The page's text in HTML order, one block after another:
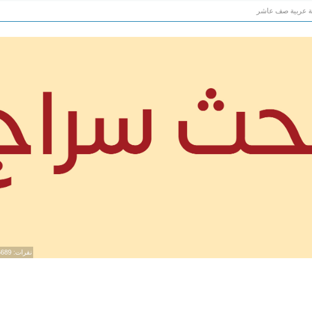
عربية صف عاشر
نقرات: 616689 / مشاهدات: 343661943